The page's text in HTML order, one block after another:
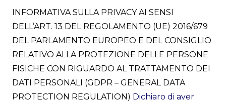
INFORMATIVA SULLA PRIVACY AI SENSI
DELL’ART. 13 DEL REGOLAMENTO (UE) 2016/679
DEL PARLAMENTO EUROPEO E DEL CONSIGLIO
RELATIVO ALLA PROTEZIONE DELLE PERSONE
FISICHE CON RIGUARDO AL TRATTAMENTO DEI
DATI PERSONALI (GDPR – GENERAL DATA
PROTECTION REGULATION) Dichiaro di aver